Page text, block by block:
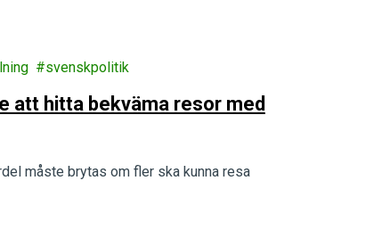
svenskpolitik
att hitta bekväma resor med
måste brytas om fler ska kunna resa